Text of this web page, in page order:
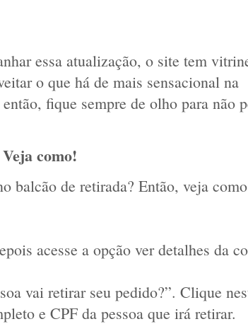
essa atualização, o site tem
o que há de mais sensacional na
fique sempre de olho para não
como!
balcão de retirada? Então, veja
acesse a opção ver detalhes da
vai retirar seu pedido?”. Clique
e CPF da pessoa que irá retirar.